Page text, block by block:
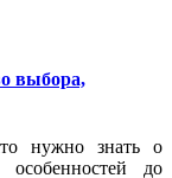
выбора,
нужно знать о
до